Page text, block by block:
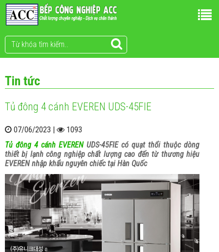
Tin tức
Tủ đông 4 cánh EVEREN UDS-45FIE
07/06/2023 |
1093
Tủ đông 4 cánh EVERENUDS-45FIE có quạt thổi thuộc dòng
thiết bị lạnh công nghiệp chất lượng cao đến từ thương hiệu
EVEREN nhập khẩu nguyên chiếc tại Hàn Quốc